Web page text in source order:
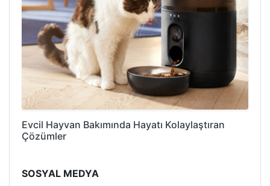
Evcil Hayvan Bakımında Hayatı Kolaylaştıran
Çözümler
SOSYAL MEDYA